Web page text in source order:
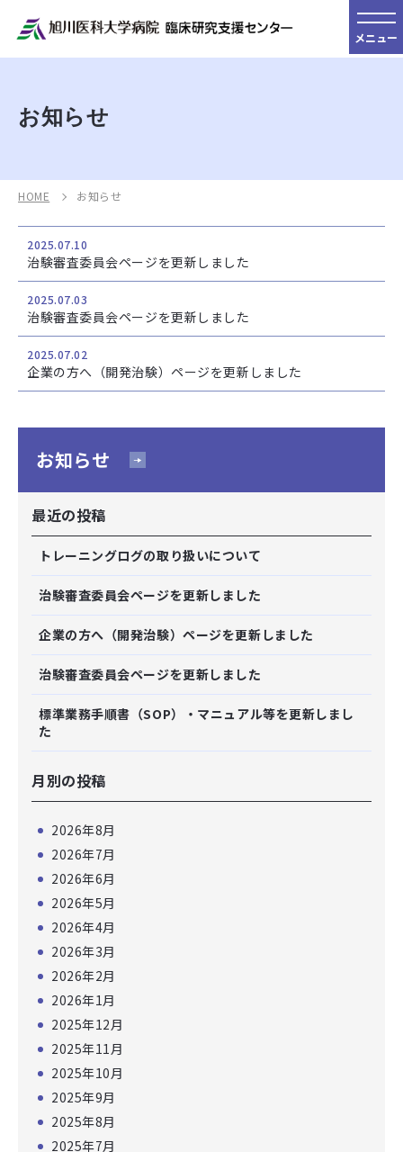
メニュー
お知らせ
HOME お知らせ
2025.07.10
治験審査委員会ページを更新しました
2025.07.03
治験審査委員会ページを更新しました
2025.07.02
企業の方へ（開発治験）ページを更新しました
お知らせ
最近の投稿
トレーニングログの取り扱いについて
治験審査委員会ページを更新しました
企業の方へ（開発治験）ページを更新しました
治験審査委員会ページを更新しました
標準業務手順書（SOP）・マニュアル等を更新しまし
た
月別の投稿
2026年8月
2026年7月
2026年6月
2026年5月
2026年4月
2026年3月
2026年2月
2026年1月
2025年12月
2025年11月
2025年10月
2025年9月
2025年8月
2025年7月